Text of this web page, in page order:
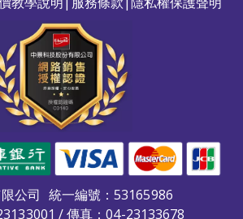
公司 統一編號：53165986
/ 傳真：04-23133678